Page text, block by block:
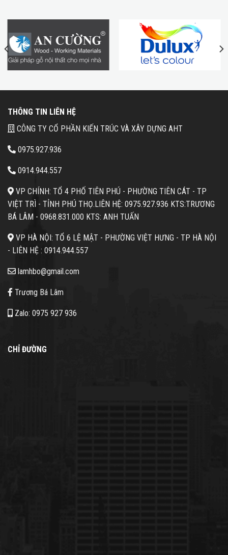
THÔNG TIN LIÊN HỆ
CÔNG TY CỔ PHẦN KIẾN TRÚC VÀ XÂY DỰNG AHT
0975.927.936
0914.944.557
VP CHÍNH: TỔ 4 PHỐ TIÊN PHÚ - PHƯỜNG TIÊN CÁT - TP
VIỆT TRÌ - TỈNH PHÚ THỌ. LIÊN HỆ: 0975.927.936 KTS:TRƯƠNG
BÁ LÂM - 0968.831.000 KTS: ANH TUẤN
VP HÀ NỘI: TỔ 6 LỆ MẬT - PHƯỜNG VIỆT HƯNG - TP HÀ NỘI
- LIÊN HỆ : 0914.944.557
lamhbo@gmail.com
Trương Bá Lâm
Zalo: 0975 927 936
CHỈ ĐƯỜNG